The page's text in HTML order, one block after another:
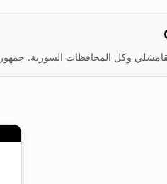
وكل المحافظات السورية.